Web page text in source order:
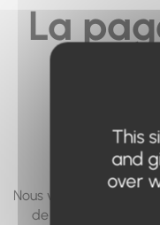
La
vous
Nous vous invitons à
de page, ou à
This
and
over